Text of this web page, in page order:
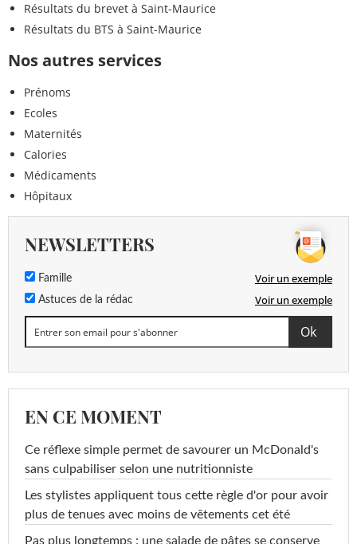
Résultats du brevet à Saint-Maurice
Résultats du BTS à Saint-Maurice
Nos autres services
Prénoms
Ecoles
Maternités
Calories
Médicaments
Hôpitaux
NEWSLETTERS
Famille Voir un exemple
Astuces de la rédac Voir un exemple
EN CE MOMENT
Ce réflexe simple permet de savourer un McDonald's
sans culpabiliser selon une nutritionniste
Les stylistes appliquent tous cette règle d'or pour avoir
plus de tenues avec moins de vêtements cet été
Pas plus longtemps : une salade de pâtes se conserve